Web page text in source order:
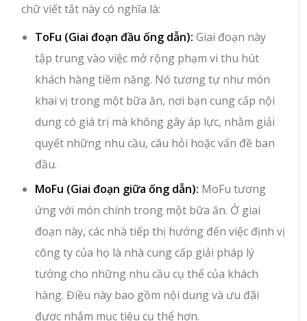
chữ viết tắt này có nghĩa là:
ToFu (Giai đoạn đầu ống dẫn): Giai đoạn này
tập trung vào việc mở rộng phạm vi thu hút
khách hàng tiềm năng. Nó tương tự như món
khai vị trong một bữa ăn, nơi bạn cung cấp nội
dung có giá trị mà không gây áp lực, nhằm giải
quyết những nhu cầu, câu hỏi hoặc vấn đề ban
đầu.
MoFu (Giai đoạn giữa ống dẫn): MoFu tương
ứng với món chính trong một bữa ăn. Ở giai
đoạn này, các nhà tiếp thị hướng đến việc định vị
công ty của họ là nhà cung cấp giải pháp lý
tưởng cho những nhu cầu cụ thể của khách
hàng. Điều này bao gồm nội dung và ưu đãi
được nhắm mục tiêu cụ thể hơn.